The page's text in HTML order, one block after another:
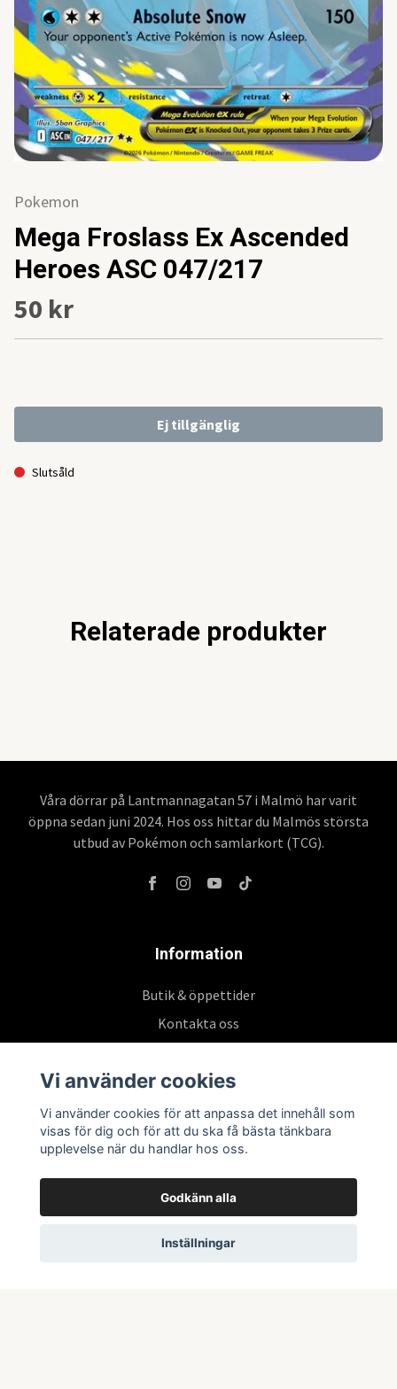
Pokemon
Mega Froslass Ex Ascended
Heroes ASC 047/217
50 kr
Ej tillgänglig
Slutsåld
Relaterade produkter
Våra dörrar på Lantmannagatan 57 i Malmö har varit
öppna sedan juni 2024. Hos oss hittar du Malmös största
utbud av Pokémon och samlarkort (TCG).
Information
Butik & öppettider
Kontakta oss
Prenumerera på vårt nyhetsbrev
Vi använder cookies
Vi använder cookies för att anpassa det innehåll som
visas för dig och för att du ska få bästa tänkbara
upplevelse när du handlar hos oss.
Godkänn alla
Inställningar